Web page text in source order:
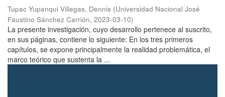
Tupac Yupanqui Villegas, Dennis (Universidad Nacional José
Faustino Sánchez Carrión, 2023-03-10)
La presente investigación, cuyo desarrollo pertenece al suscrito,
en sus páginas, contiene lo siguiente: En los tres primeros
capítulos, se expone principalmente la realidad problemática, el
marco teórico que sustenta la ...